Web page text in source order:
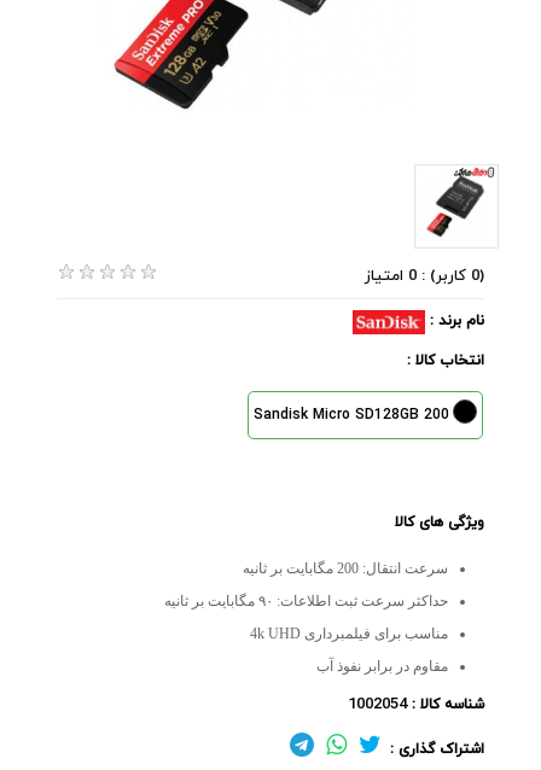
(0 کاربر) : 0 امتیاز
نام برند :
انتخاب کالا :
Sandisk Micro SD128GB 200
ویژگی های کالا
سرعت انتقال: 200 مگابایت بر ثانیه
حداکثر سرعت ثبت اطلاعات: ۹۰ مگابایت بر ثانیه
مناسب برای فیلمبرداری 4k UHD
مقاوم در برابر نفوذ آب
شناسه کالا :1002054
اشتراک گذاری :